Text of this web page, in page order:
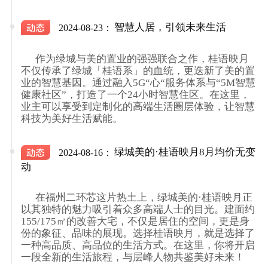
2024-08-23： 智慧人居，引领未来生活
      作为绿城与美的置业的强强联合之作，桂语映月
不仅传承了绿城「桂语系」的血统，更迭新了美的置
业的智慧基因。通过融入5G“心“服务体系与“5M智慧
健康社区”，打造了一个24小时智慧住区。在这里，
业主可以享受到定制化的高端生活圈层体验，让智慧
科技为美好生活赋能。
2024-08-16： 绿城美的·桂语映月8月均价无变
动
      在福州二环芯这片热土上，绿城美的·桂语映月正
以其独特的魅力吸引着众多高端人士的目光。建面约
155/175㎡的改善大宅，不仅是居住的空间，更是身
份的象征、品味的展现。选择桂语映月，就是选择了
一种高品质、高品位的生活方式。在这里，你将开启
一段全新的生活旅程，与层峰人物共鉴美好未来！